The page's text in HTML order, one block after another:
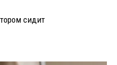
сидит